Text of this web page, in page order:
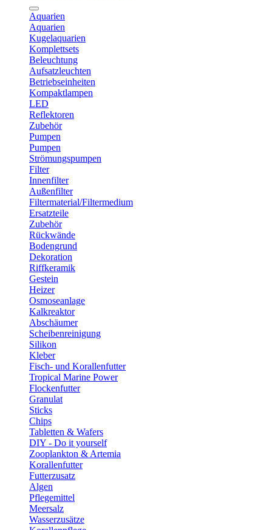
Aquarien
Aquarien
Kugelaquarien
Komplettsets
Beleuchtung
Aufsatzleuchten
Betriebseinheiten
Kompaktlampen
LED
Reflektoren
Zubehör
Pumpen
Pumpen
Strömungspumpen
Filter
Innenfilter
Außenfilter
Filtermaterial/Filtermedium
Ersatzteile
Zubehör
Rückwände
Bodengrund
Dekoration
Riffkeramik
Gestein
Heizer
Osmoseanlage
Kalkreaktor
Abschäumer
Scheibenreinigung
Silikon
Kleber
Fisch- und Korallenfutter
Tropical Marine Power
Flockenfutter
Granulat
Sticks
Chips
Tabletten & Wafers
DIY - Do it yourself
Zooplankton & Artemia
Korallenfutter
Futterzusatz
Algen
Pflegemittel
Meersalz
Wasserzusätze